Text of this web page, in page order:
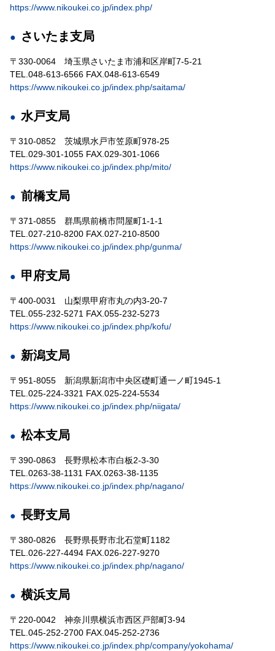
https://www.nikoukei.co.jp/index.php/
さいたま支局
〒330-0064 埼玉県さいたま市浦和区岸町7-5-21
TEL.048-613-6566 FAX.048-613-6549
https://www.nikoukei.co.jp/index.php/saitama/
水戸支局
〒310-0852 茨城県水戸市笠原町978-25
TEL.029-301-1055 FAX.029-301-1066
https://www.nikoukei.co.jp/index.php/mito/
前橋支局
〒371-0855 群馬県前橋市問屋町1-1-1
TEL.027-210-8200 FAX.027-210-8500
https://www.nikoukei.co.jp/index.php/gunma/
甲府支局
〒400-0031 山梨県甲府市丸の内3-20-7
TEL.055-232-5271 FAX.055-232-5273
https://www.nikoukei.co.jp/index.php/kofu/
新潟支局
〒951-8055 新潟県新潟市中央区礎町通一ノ町1945-1
TEL.025-224-3321 FAX.025-224-5534
https://www.nikoukei.co.jp/index.php/niigata/
松本支局
〒390-0863 長野県松本市白板2-3-30
TEL.0263-38-1131 FAX.0263-38-1135
https://www.nikoukei.co.jp/index.php/nagano/
長野支局
〒380-0826 長野県長野市北石堂町1182
TEL.026-227-4494 FAX.026-227-9270
https://www.nikoukei.co.jp/index.php/nagano/
横浜支局
〒220-0042 神奈川県横浜市西区戸部町3-94
TEL.045-252-2700 FAX.045-252-2736
https://www.nikoukei.co.jp/index.php/company/yokohama/